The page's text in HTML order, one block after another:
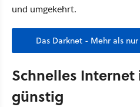
und umgekehrt.
Das Darknet - Mehr als
Schnelles
günstig